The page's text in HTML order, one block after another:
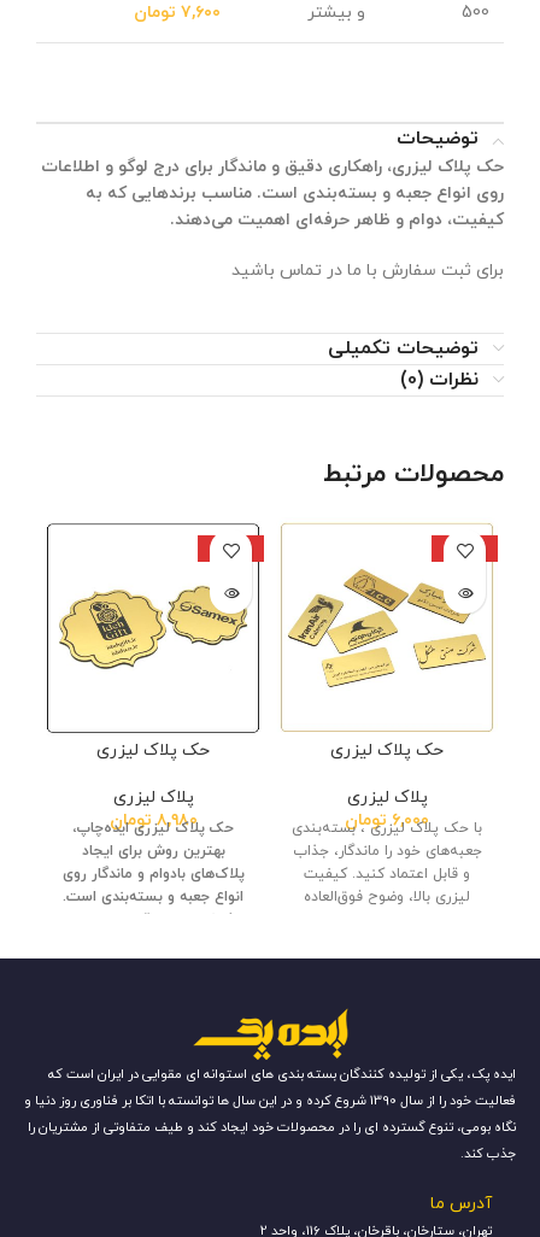
500 و بیشتر ۷,۶۰۰ تومان
توضیحات
حک پلاک لیزری، راهکاری دقیق و ماندگار برای درج لوگو و اطلاعات
روی انواع جعبه و بسته‌بندی است. مناسب برندهایی که به
کیفیت، دوام و ظاهر حرفه‌ای اهمیت می‌دهند.
برای ثبت سفارش با ما در تماس باشید
توضیحات تکمیلی
نظرات (0)
محصولات مرتبط
ناموجود
حک پلاک لیزری
پلاک لیزری
۶,۰۰۰ تومان
با حک پلاک لیزری ، بسته‌بندی
جعبه‌های خود را ماندگار، جذاب
و قابل اعتماد کنید. کیفیت
لیزری بالا، وضوح فوق‌العاده
ناموجود
حک پلاک لیزری
پلاک لیزری
۸,۹۸۰ تومان
حک پلاک لیزری ایده‌چاپ،
بهترین روش برای ایجاد
پلاک‌های بادوام و ماندگار روی
انواع جعبه و بسته‌بندی است.
کیفیت بالا، دقت لیزری و
ایده پک، یکی از تولیده کنندگان بسته بندی های استوانه ای مقوایی در ایران است که
فعالیت خود را از سال 1390 شروع کرده و در این سال ها توانسته با اتکا بر فناوری روز دنیا و
نگاه بومی، تنوع گسترده ای را در محصولات خود ایجاد کند و طیف متفاوتی از مشتریان را
جذب کند.
آدرس ما
تهران، ستارخان، باقرخان، پلاک 116، واحد 2